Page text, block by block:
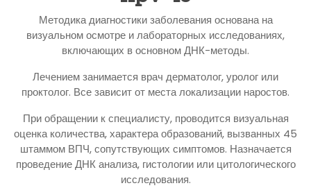
Методика диагностики заболевания основана на
визуальном осмотре и лабораторных исследованиях,
включающих в основном ДНК-методы.
Лечением занимается врач дерматолог, уролог или
проктолог. Все зависит от места локализации наростов.
При обращении к специалисту, проводится визуальная
оценка количества, характера образований, вызванных 45
штаммом ВПЧ, сопутствующих симптомов. Назначается
проведение ДНК анализа, гистологии или цитологического
исследования.